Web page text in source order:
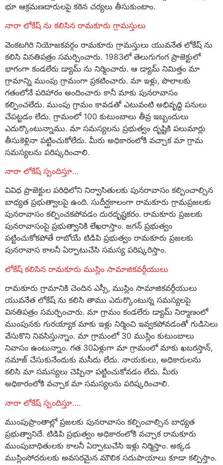
భూ ఆక్రమణదారులపై కఠిన చర్యలు తీసుకుంటాం.
నారా లోకేష్ ను కలిసిన రామకూరు గ్రామస్తులు
వెంకటగిరి నియోజకవర్గం రామకూరు గ్రామస్తులు యువనేత లోకేష్ ను
కలిసి వినతిపత్రం సమర్పించారు. 1983లో తెలుగుగంగ ప్రాజెక్టులో
భాగంగా కండలేరు డ్యామ్ ను నిర్మించారు. ఆ డ్యామ్ నిమిత్తం మా
గ్రామాన్ని ముంపు గ్రామంగా ప్రకటించారు. మా ఇళ్లు, పొలాలకు
గతంలోనే పరిహారం అందించారు కానీ మాకు పునరావాసం
కల్పించలేదు. ముంపు గ్రామం కావడతో ఎటువంటి అభివృద్ధి పనులు
చేపట్టడం లేదు. గ్రామంలో 100 కుటుంబాలు తీవ్ర ఇబ్బందులు
ఎదుర్కొంటున్నాము. మా సమస్యలను ప్రభుత్వం దృష్టికి పలుమార్లు
తీసుకెళ్లినా పట్టించుకోలేదు. మీరు అధికారంలోకి వచ్చాక మా గ్రామ
సమస్యలను పరిష్కరించాలి.
నారా లోకేష్ స్పందిస్తూ…
వివిధ ప్రాజెక్టుల పరిధిలోని నిర్వాసితులకు పునరావాసం కల్పించాల్సిన
బాధ్యత ప్రభుత్వాలపై ఉంది. సుదీర్ఘకాలంగా రామకూరు గ్రామప్రజలకు
పునరావాసం కల్పించకపోవడం దురదృష్టకరం. రామకూరు ప్రజలకు
పునరావాసంపై ప్రభుత్వానికి లేఖరాస్తాం. జగన్ ప్రభుత్వం
పట్టించుకోకపోతే రాబోయే టిడిపి ప్రభుత్వం రామకూరు ప్రజలకు
పునరావాస కాలనీ ఏర్పాటుచేసి సమస్య పరిష్కరిస్తాం.
లోకేష్ కలిసిన రామకూరు ముస్లిం సామాజికవర్గీయులు
రామకూరు గ్రామానికి చెందిన ఎస్సీ, ముస్లిం సామాజికవర్గీయులు
యువనేత లోకేష్ ను కలిసి తాము ఎదుర్కొంటున్న సమస్యలపై
వినతిపత్రం సమర్పించారు. మా గ్రామం కండలేరు డ్యామ్ నిర్మాణంలో
ముంపునకు గురయ్యాక మాకు ఇళ్లు నిర్మించి ఇవ్వకపోవడంతో గుడిసెలు
వేసుకొని నివసిస్తున్నాం. మా గ్రామంలో 30 ముస్లిం కుటుంబాలు
నివాసం ఉంటున్నాం. గత 30ఏళ్లుగా మా గ్రామంలో మాకు ఖబరస్తాన్,
నమాజ్ చేసుకునేందుకు మసీదు లేదు. నాయకులు, అధికారులను
కలిసి మా సమస్యలు చెప్పినా పట్టించుకోవడం లేదు. మీరు
అధికారంలోకి వచ్చాక మా సమస్యలను పరిష్కరించాలి.
నారా లోకేష్ స్పందిస్తూ….
ముంపుప్రాంతాల్లో ప్రజలకు పునరావాసం కల్పించాల్సిన బాధ్యత
ప్రభుత్వానిదే. టిడిపి ప్రభుత్వం అధికారంలోకి వచ్చాక రామకూరు
ముంపుబాధితులకు కాలనీ ఏర్పాటుచేసి ఇళ్లు నిర్మిస్తాం. అక్కడ
ముస్లింసోదరులకు అవసరమైన మౌలిక సదుపాయాలు కూడా కల్పిస్తాం.